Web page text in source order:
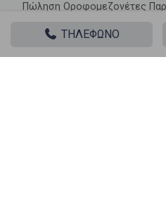
Πώληση Οροφομεζονέτες
Πώληση Συγκροτήματα
ΤΗΛΕΦΩΝΟ